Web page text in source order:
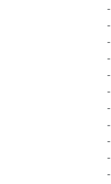
-
-
-
-
-
-
-
-
-
-
-